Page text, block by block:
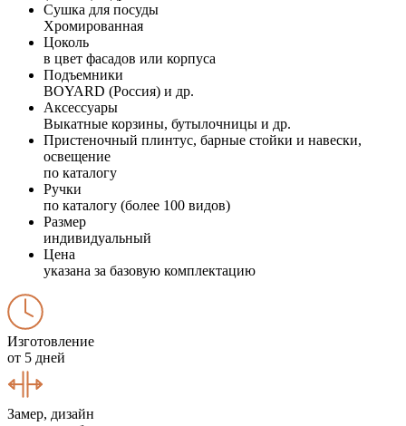
Сушка для посуды
Хромированная
Цоколь
в цвет фасадов или корпуса
Подъемники
BOYARD (Россия) и др.
Аксессуары
Выкатные корзины, бутылочницы и др.
Пристеночный плинтус, барные стойки и навески,
освещение
по каталогу
Ручки
по каталогу (более 100 видов)
Размер
индивидуальный
Цена
указана за базовую комплектацию
Изготовление
от 5 дней
Замер, дизайн